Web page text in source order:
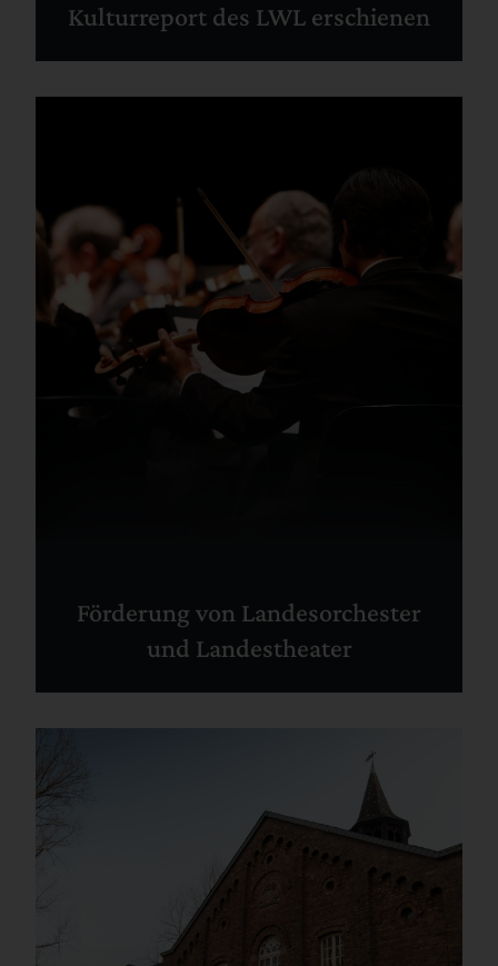
Kulturreport des LWL erschienen
Förderung von Landesorchester
und Landestheater